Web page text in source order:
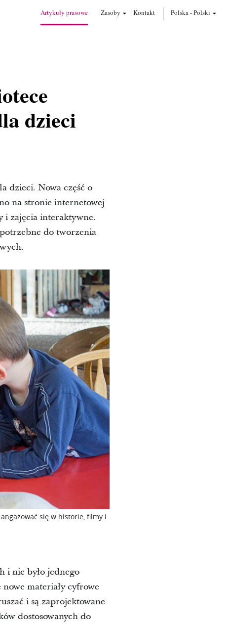
Artykuły prasowe Zasoby Kontakt Polska-Polski
dzieci
dzieci. Nowa część o
na stronie internetowej
i zajęcia interaktywne.
do tworzenia
się w historie, filmy i
i nie było jednego
materiały cyfrowe
i są zaprojektowane
dostosowanych do